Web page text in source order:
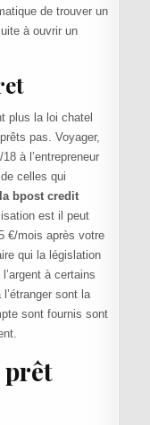
de trouver un
à ouvrir un
plus la loi chatel
pas. Voyager,
à l’entrepreneur
celles qui
bpost credit
est il peut
€/mois après votre
qui la législation
à certains
sont la
sont fournis sont
prêt